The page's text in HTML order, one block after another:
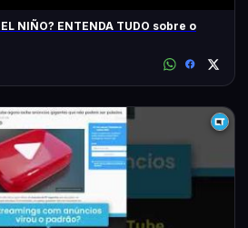
NIÑO? ENTENDA TUDO sobre o